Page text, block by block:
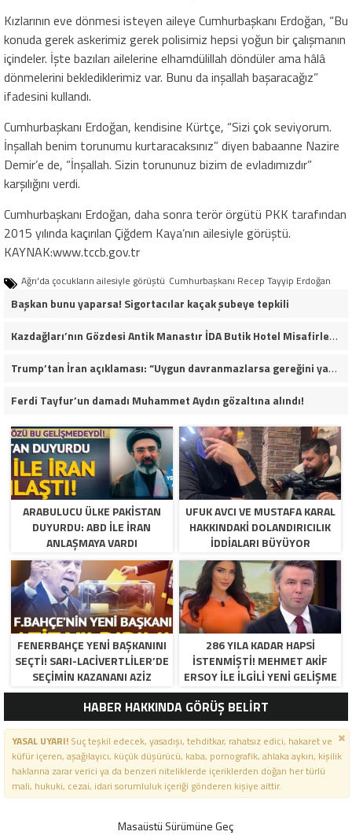
Kızlarının eve dönmesi isteyen aileye Cumhurbaşkanı Erdoğan, “Bu
konuda gerek askerimiz gerek polisimiz hepsi yoğun bir çalışmanın
içindeler. İşte bazıları ailelerine elhamdülillah döndüler ama hâlâ
dönmelerini beklediklerimiz var. Bunu da inşallah başaracağız”
ifadesini kullandı.
Cumhurbaşkanı Erdoğan, kendisine Kürtçe, “Sizi çok seviyorum.
İnşallah benim torunumu kurtaracaksınız” diyen babaanne Nazire
Demir’e de, “İnşallah. Sizin torununuz bizim de evladımızdır”
karşılığını verdi.
Cumhurbaşkanı Erdoğan, daha sonra terör örgütü PKK tarafından
2015 yılında kaçırılan Çiğdem Kaya’nın ailesiyle görüştü.
KAYNAK:www.tccb.gov.tr
Ağrı'da çocukların ailesiyle görüştü Cumhurbaşkanı Recep Tayyip Erdoğan
Başkan bunu yaparsa! Sigortacılar kaçak şubeye tepkili
Kazdağları’nın Gözdesi Antik Manastır İDA Butik Hotel Misafirlerinden Tam Not Alıyor
Trump’tan İran açıklaması: “Uygun davranmazlarsa gereğini yaparım”
Ferdi Tayfur’un damadı Muhammet Aydın gözaltına alındı!
ARABULUCU ÜLKE PAKISTAN
DUYURDU: ABD ILE İRAN
ANLAŞMAYA VARDI
UFUK AVCI VE MUSTAFA KARAL
HAKKINDAKI DOLANDIRICILIK
İDDIALARI BÜYÜYOR
FENERBAHÇE YENI BAŞKANINI
SEÇTI! SARI-LACIVERTLILER’DE
SEÇIMIN KAZANANI AZIZ
YILDIRIM OLDU
286 YILA KADAR HAPSI
ISTENMIŞTI! MEHMET AKIF
ERSOY ILE ILGILI YENI GELIŞME
HABER HAKKINDA GÖRÜŞ BELİRT
YASAL UYARI!Suç teşkil edecek, yasadışı, tehditkar, rahatsız edici, hakaret ve
küfür içeren, aşağılayıcı, küçük düşürücü, kaba, pornografik, ahlaka aykırı, kişilik
haklarına zarar verici ya da benzeri niteliklerde içeriklerden doğan her türlü
mali, hukuki, cezai, idari sorumluluk içeriği gönderen kişiye aittir.
Masaüstü Sürümüne Geç